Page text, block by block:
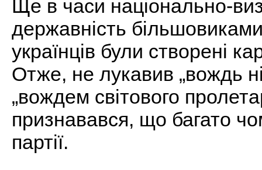
Ще в часи національно-
державність
українців були створені
Отже, не лукавив „вождь
„вождем світового
признавався, що багато
партії.